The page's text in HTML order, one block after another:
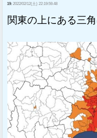
19: 2022/02/12(土) 22:19:59.48
関東の上にある三